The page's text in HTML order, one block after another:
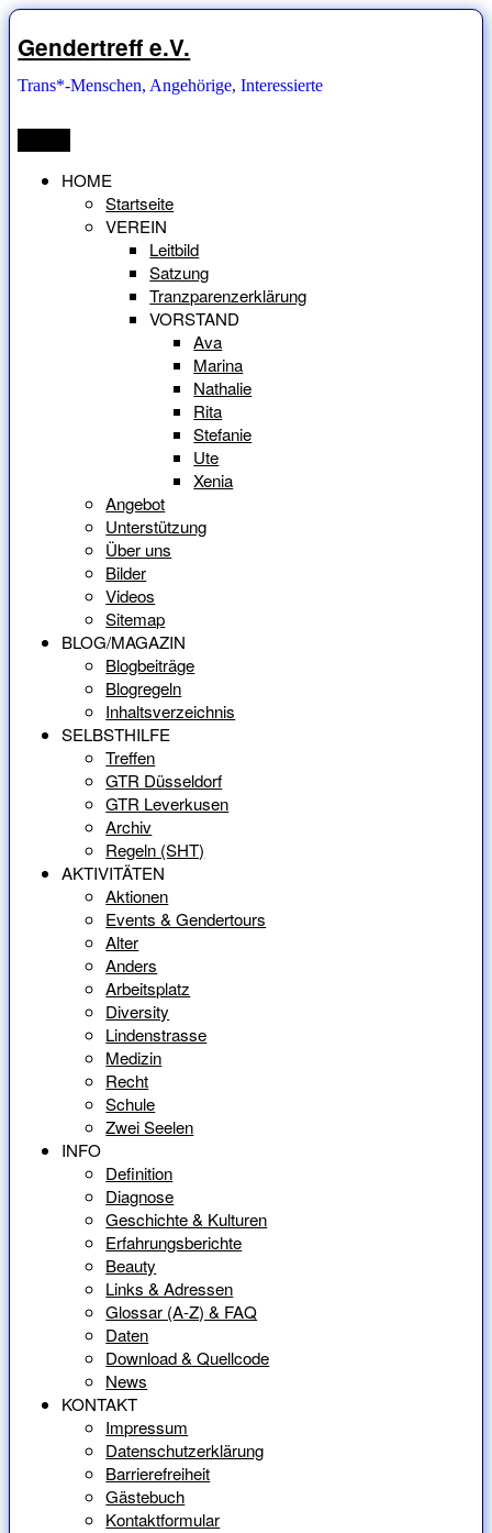
Zum
Inhalt
springen
Gendertreff e.V.
Trans*-Menschen, Angehörige, Interessierte
HOME
Startseite
VEREIN
Leitbild
Satzung
Tranzparenzerklärung
VORSTAND
Ava
Marina
Nathalie
Rita
Stefanie
Ute
Xenia
Angebot
Unterstützung
Über uns
Bilder
Videos
Sitemap
BLOG/MAGAZIN
Blogbeiträge
Blogregeln
Inhaltsverzeichnis
SELBSTHILFE
Treffen
GTR Düsseldorf
GTR Leverkusen
Archiv
Regeln (SHT)
AKTIVITÄTEN
Aktionen
Events & Gendertours
Alter
Anders
Arbeitsplatz
Diversity
Lindenstrasse
Medizin
Recht
Schule
Zwei Seelen
INFO
Definition
Diagnose
Geschichte & Kulturen
Erfahrungsberichte
Beauty
Links & Adressen
Glossar (A-Z) & FAQ
Daten
Download & Quellcode
News
KONTAKT
Impressum
Datenschutzerklärung
Barrierefreiheit
Gästebuch
Kontaktformular